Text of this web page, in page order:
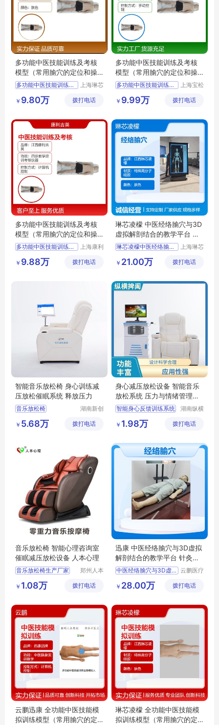
多功能中医技能训练及考核
模型（常用腧穴的定位和操
作） 全国配送
多功能中医技能训练及考核模型
琳芯凌檬品牌多功能中医技能训练及考核模型
培训考核用多功能中医技能训练及考核模型
实训室用多功能中医技能训练及考核模型
上海琳芯
有限公司
￥ 9.80万 拨打电话
多功能中医技能训练及考核
模型（常用腧穴的定位和操
作）全国物流
多功能中医技能训练及考核模型
上医宝松堂品牌多功能中医技能训练及考核模型
实训室用多功能中医技能训练及考核模型
上海宝松
技有限公
￥ 9.99万 拨打电话
多功能中医技能训练及考核
模型（常用腧穴的定位和操
作）简便操作
多功能中医技能训练及考核模型
康利吉英品牌多功能中医技能训练及考核模型
上海康利
科技有限
￥ 9.88万 拨打电话
琳芯凌檬 中医经络腧穴与3D
虚拟解剖结合的教学平台 针
灸医教实训
琳芯凌檬中医经络腧穴与3D虚拟解剖结合的教学平台
琳芯凌檬经络腧穴与3D虚拟解剖结合的教学平台
针灸医教实训
上海琳芯
有限公司
￥ 21.00万 拨打电话
智能音乐放松椅 身心训练减
压放松催眠系统 释放压力
音乐放松椅
特殊教育设备
湖南新创
技有限公
￥ 5.68万 拨打电话
身心减压放松设备 智能音乐
放松系统 压力与情绪管理器
材
智能身心反馈训练系统
身心减压放松设备
音乐放松系统
湖南纵横
设备有限
￥ 1.98万 拨打电话
音乐放松椅 智能心理咨询室
催眠减压放松设备 人本心理
音乐放松椅生产厂家
零重力音乐按摩椅
体感型音乐放松椅
郑州人本
有限公司
￥ 1.08万 拨打电话
迅康 中医经络腧穴与3D虚拟
解剖结合的教学平台 针灸医
教实训设备厂
中医经络腧穴与3D虚拟解剖结合的教学
中医经络腧穴与3D虚拟解剖结合的教学平台
针灸医教实训设备厂
云鹏医疗
海)有限
￥ 28.00万 拨打电话
云鹏迅康 全功能中医技能模
拟训练模型（常用腧穴的定
琳芯凌檬 全功能中医技能模
拟训练模型（常用腧穴的定